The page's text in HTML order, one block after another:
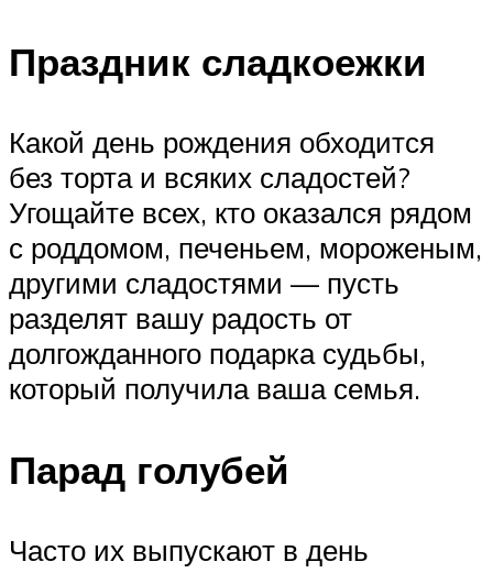
Праздник сладкоежки
Какой день рождения обходится
без торта и всяких сладостей?
Угощайте всех, кто оказался рядом
с роддомом, печеньем, мороженым,
другими сладостями — пусть
разделят вашу радость от
долгожданного подарка судьбы,
который получила ваша семья.
Парад голубей
Часто их выпускают в день